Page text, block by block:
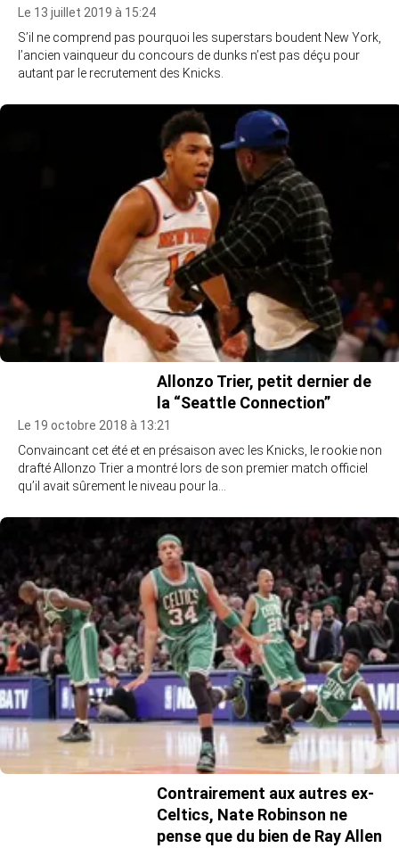
Le 13 juillet 2019 à 15:24
S’il ne comprend pas pourquoi les superstars boudent New York,
l’ancien vainqueur du concours de dunks n’est pas déçu pour
autant par le recrutement des Knicks.
Allonzo Trier, petit dernier de
la “Seattle Connection”
Le 19 octobre 2018 à 13:21
Convaincant cet été et en présaison avec les Knicks, le rookie non
drafté Allonzo Trier a montré lors de son premier match officiel
qu’il avait sûrement le niveau pour la…
Contrairement aux autres ex-
Celtics, Nate Robinson ne
pense que du bien de Ray Allen